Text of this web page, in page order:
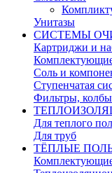
Унитазы
СИСТЕМЫ
Картриджи и
Соль и
Ступенчатая
Фильтры, колбы
Для теплого
Для труб
ТЁПЛЫЕ